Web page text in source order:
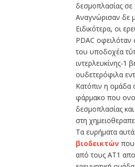
δεσμοπλασίας σε
Αναγνώρισαν δε
Ειδικότερα, οι
PDAC
του υποδοχέα
ιντερλευκίνης-1
ουδετερόφιλα
Κατόπιν η ομάδα
φάρμακο που
δεσμοπλασίας
στη
Τα ευρήματα
βιοδεικτών που
από τους ΑΤ1